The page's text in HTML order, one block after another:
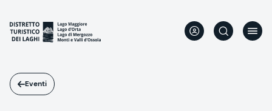
contenuto
principale
Eventi